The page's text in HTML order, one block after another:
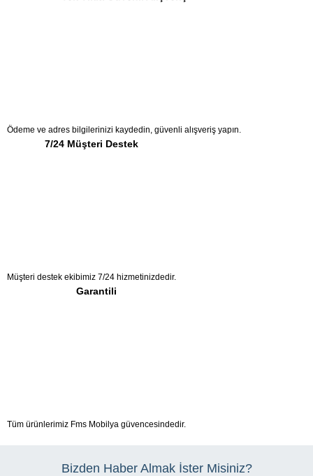
Ödeme ve adres bilgilerinizi kaydedin, güvenli alışveriş yapın.
7/24 Müşteri Destek
Müşteri destek ekibimiz 7/24 hizmetinizdedir.
Garantili
Tüm ürünlerimiz Fms Mobilya güvencesindedir.
Bizden Haber Almak İster Misiniz?